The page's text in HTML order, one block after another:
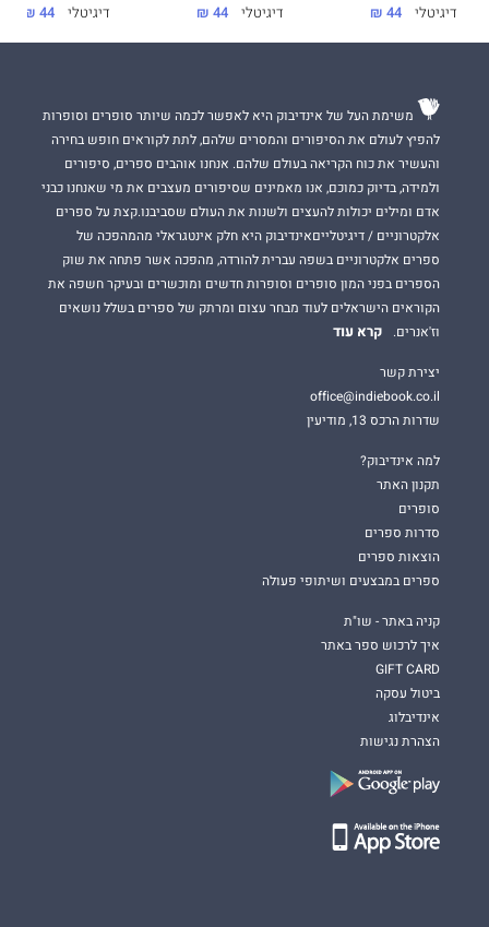
דיגיטלי 44 ₪
דיגיטלי 44 ₪
דיגיטלי 44 ₪
משימת העל של אינדיבוק היא לאפשר לכמה שיותר סופרים וסופרות
להפיץ לעולם את הסיפורים והמסרים שלהם, לתת לקוראים חופש בחירה
והעשיר את כוח הקריאה בעולם שלהם. אנחנו אוהבים ספרים, סיפורים
ולמידה, בדיוק כמוכם, אנו מאמינים שסיפורים מעצבים את מי שאנחנו כבני
אדם ומילים יכולות להעצים ולשנות את העולם שסביבנו.קצת על ספרים
אלקטרוניים / דיגיטלייםאינדיבוק היא חלק אינטגראלי מהמהפכה של
ספרים אלקטרוניים בשפה עברית להורדה, מהפכה אשר פתחה את שוק
הספרים בפני המון סופרים וסופרות חדשים ומוכשרים ובעיקר חשפה את
הקוראים הישראלים לעוד מבחר עצום ומרתק של ספרים בשלל נושאים
וז'אנרים.
קרא עוד
יצירת קשר
office@indiebook.co.il
שדרות הרכס 13, מודיעין
למה אינדיבוק?
תקנון האתר
סופרים
סדרות ספרים
הוצאות ספרים
ספרים במבצעים ושיתופי פעולה
קניה באתר - שו"ת
איך לרכוש ספר באתר
GIFT CARD
ביטול עסקה
אינדיבלוג
הצהרת נגישות